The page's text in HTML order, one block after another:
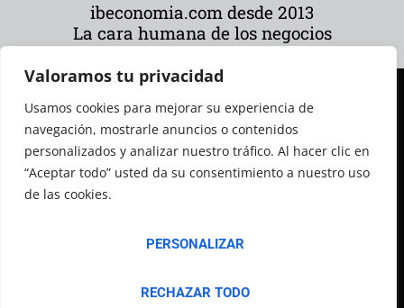
Valoramos tu privacidad
Usamos cookies para mejorar su experiencia de
navegación, mostrarle anuncios o contenidos
personalizados y analizar nuestro tráfico. Al hacer clic en
“Aceptar todo” usted da su consentimiento a nuestro uso
de las cookies.
PERSONALIZAR
RECHAZAR TODO
ibeconomia.com desde 2013
La cara humana de los negocios